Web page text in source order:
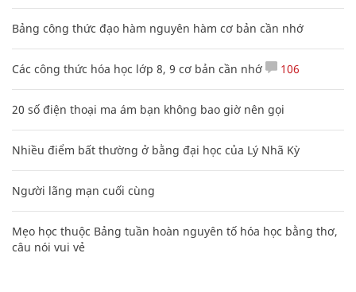
Bảng công thức đạo hàm nguyên hàm cơ bản cần nhớ
Các công thức hóa học lớp 8, 9 cơ bản cần nhớ 106
20 số điện thoại ma ám bạn không bao giờ nên gọi
Nhiều điểm bất thường ở bằng đại học của Lý Nhã Kỳ
Người lãng mạn cuối cùng
Mẹo học thuộc Bảng tuần hoàn nguyên tố hóa học bằng thơ,
câu nói vui vẻ